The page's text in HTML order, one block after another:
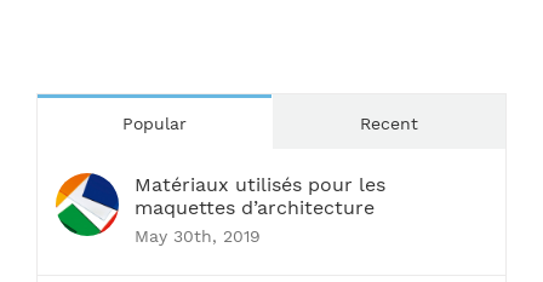
Popular Recent
Matériaux utilisés pour les
maquettes d’architecture
May 30th, 2019